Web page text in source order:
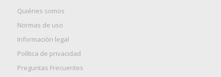
Quiénes somos
Normas de uso
Información legal
Política de privacidad
Preguntas Frecuentes